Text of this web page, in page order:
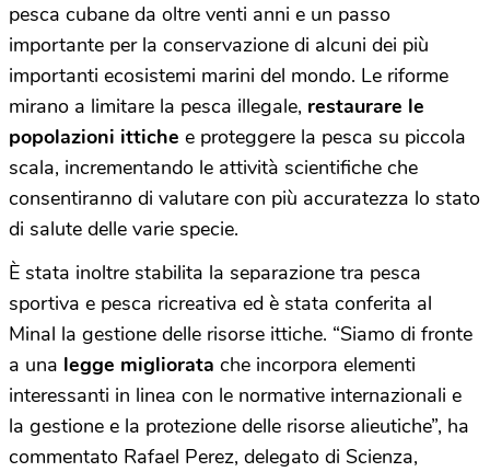
pesca cubane da oltre venti anni e un passo
importante per la conservazione di alcuni dei più
importanti ecosistemi marini del mondo. Le riforme
mirano a limitare la pesca illegale, restaurare le
popolazioni ittiche e proteggere la pesca su piccola
scala, incrementando le attività scientifiche che
consentiranno di valutare con più accuratezza lo stato
di salute delle varie specie.
È stata inoltre stabilita la separazione tra pesca
sportiva e pesca ricreativa ed è stata conferita al
Minal la gestione delle risorse ittiche. “Siamo di fronte
a una legge migliorata che incorpora elementi
interessanti in linea con le normative internazionali e
la gestione e la protezione delle risorse alieutiche”, ha
commentato Rafael Perez, delegato di Scienza,